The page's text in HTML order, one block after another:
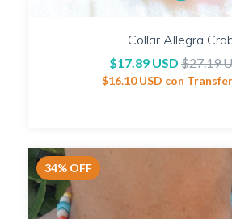
Collar Allegra
$17.89 USD $27.19
$16.10 USD con
34% OFF